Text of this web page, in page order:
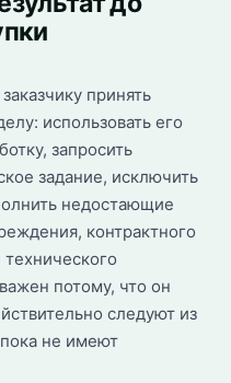
принять
использовать его
запросить
задание, исключить
недостающие
контрактного
потому, что он
следуют из
не имеют